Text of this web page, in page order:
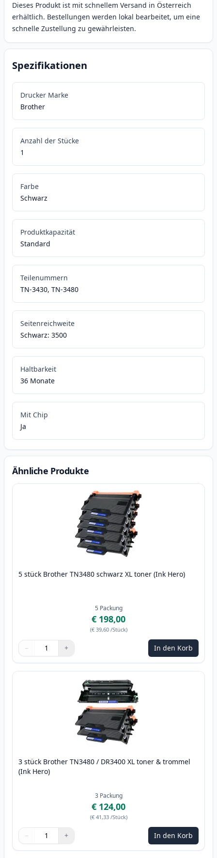
Dieses Produkt ist mit schnellem Versand in Österreich
erhältlich. Bestellungen werden lokal bearbeitet, um eine
schnelle Zustellung zu gewährleisten.
Spezifikationen
Drucker Marke
Brother
Anzahl der Stücke
1
Farbe
Schwarz
Produktkapazität
Standard
Teilenummern
TN-3430, TN-3480
Seitenreichweite
Schwarz: 3500
Haltbarkeit
36 Monate
Mit Chip
Ja
Ähnliche Produkte
5 stück Brother TN3480 schwarz XL toner (Ink Hero)
5 Packung
€ 198,00
(€ 39,60 /Stück)
Menge
Verwenden Sie die Tasten, um anzupassen
− +
Menge 1 In den Korb
3 stück Brother TN3480 / DR3400 XL toner & trommel
(Ink Hero)
3 Packung
€ 124,00
(€ 41,33 /Stück)
Menge
Verwenden Sie die Tasten, um anzupassen
− +
Menge 1 In den Korb